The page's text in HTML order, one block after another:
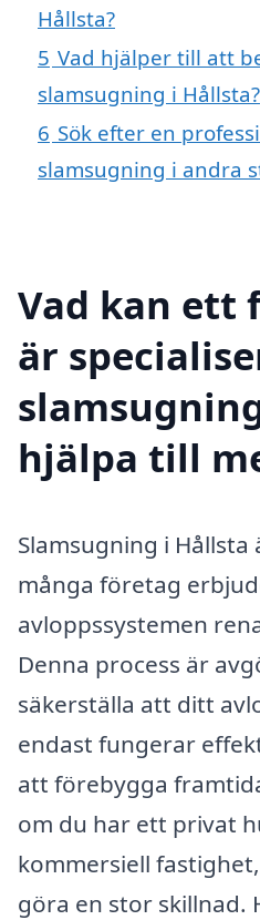
Hållsta?
5 Vad hjälper till att
slamsugning i Hållsta?
6 Sök efter en
slamsugning i andra
Vad kan ett
är
hjälpa till
Slamsugning i
många företag
avloppssystemen
Denna process är
säkerställa att ditt
endast fungerar
att förebygga
om du har ett privat
kommersiell
göra en stor skillnad.